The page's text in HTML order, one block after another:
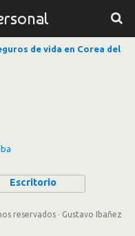
de vida en Corea del
Escritorio
reservados · Gustavo Ibañez